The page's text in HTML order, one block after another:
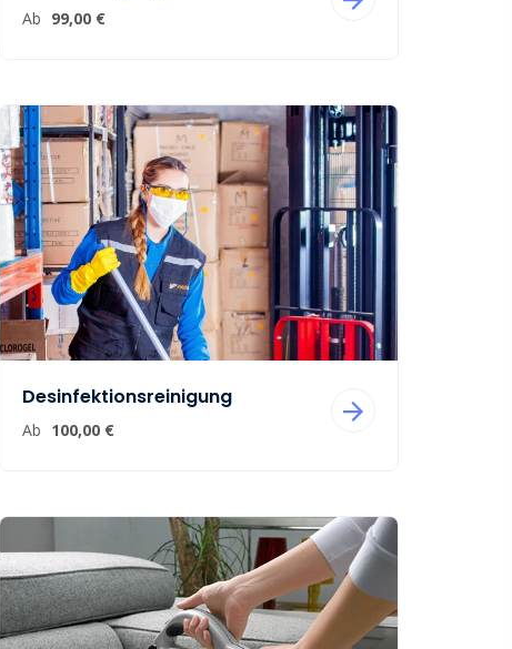
Ab 99,00 €
Desinfektionsreinigung
Ab 100,00 €